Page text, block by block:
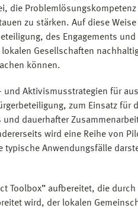
die
zu stärken. Auf diese
des Engagements
Gesellschaften
können.
und Aktivismusstrategien für
zum Einsatz für
und dauerhafter
wird eine Reihe von
typische Anwendungsfälle
Toolbox” aufbereitet, die
wird, der lokalen